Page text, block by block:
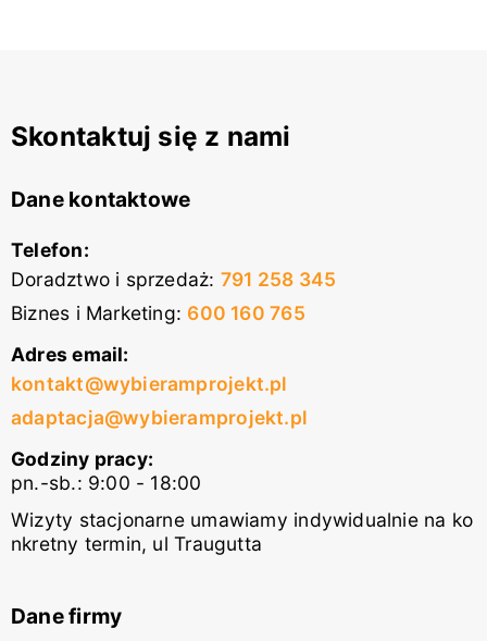
Skontaktuj się z nami
Dane kontaktowe
Telefon:
Doradztwo i sprzedaż: 791 258 345
Biznes i Marketing: 600 160 765
Adres email:
kontakt@wybieramprojekt.pl
adaptacja@wybieramprojekt.pl
Godziny pracy:
pn.-sb.: 9:00 - 18:00
Wizyty stacjonarne umawiamy indywidualnie na ko
nkretny termin, ul Traugutta
Dane firmy